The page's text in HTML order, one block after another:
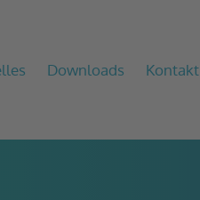
Downloads Kontakt